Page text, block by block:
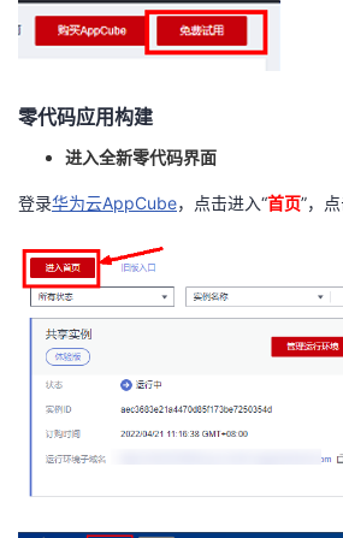
我
程
认
证
的
实
验
我
的
收
藏
的
术
支
持
我
云
声
建
议
零代码应用构建
进入全新零代码界面
登录华为云AppCube，点击进入“首页”，点